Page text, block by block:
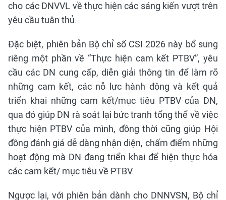
cho các DNVVL về thực hiện các sáng kiến vượt trên
yêu cầu tuân thủ.
Đặc biệt, phiên bản Bộ chỉ số CSI 2026 này bổ sung
riêng một phần về “Thực hiện cam kết PTBV”, yêu
cầu các DN cung cấp, diễn giải thông tin để làm rõ
những cam kết, các nỗ lực hành động và kết quả
triển khai những cam kết/mục tiêu PTBV của DN,
qua đó giúp DN rà soát lại bức tranh tổng thể về việc
thực hiện PTBV của mình, đồng thời cũng giúp Hội
đồng đánh giá dễ dàng nhận diện, chấm điểm những
hoạt động mà DN đang triển khai để hiện thực hóa
các cam kết/ mục tiêu về PTBV.
Ngược lại, với phiên bản dành cho DNNVSN, Bộ chỉ